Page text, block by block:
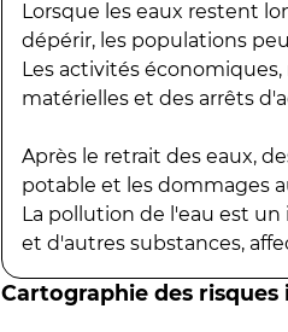
Lorsque les eaux restent
dépérir, les populations
Les activités
matérielles et des arrêts
Après le retrait des eaux,
potable et les dommages
La pollution de l'eau est
et d'autres substances,
Cartographie des